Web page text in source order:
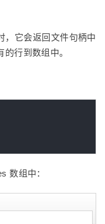
，它会返回文件句柄中
行到数组中。
数组中：